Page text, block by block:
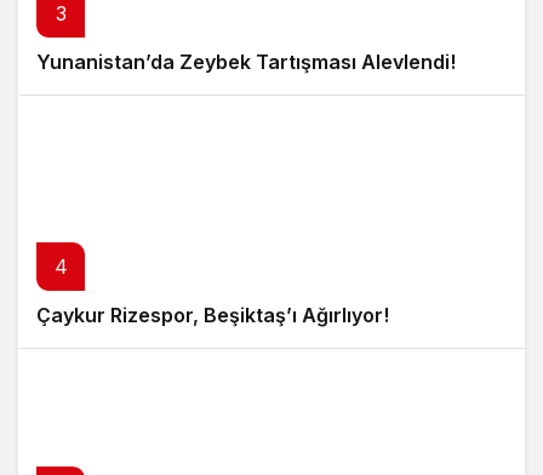
3
Yunanistan’da Zeybek Tartışması Alevlendi!
4
Çaykur Rizespor, Beşiktaş’ı Ağırlıyor!